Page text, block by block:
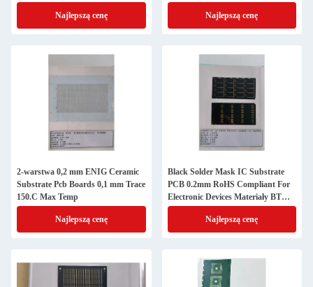
zgodne z RoHS
Najlepszą cenę
Najlepszą cenę
2-warstwa 0,2 mm ENIG Ceramic
Substrate Pcb Boards 0,1 mm Trace
150.C Max Temp
Najlepszą cenę
Black Solder Mask IC Substrate
PCB 0.2mm RoHS Compliant For
Electronic Devices Materiały BT
Karta SD
Najlepszą cenę